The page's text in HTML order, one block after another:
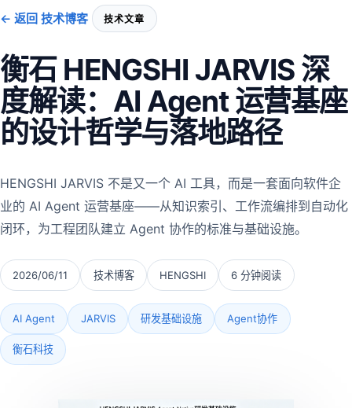
← 返回 技术博客 技术文章
衡石 HENGSHI JARVIS 深
度解读：AI Agent 运营基座
的设计哲学与落地路径
HENGSHI JARVIS 不是又一个 AI 工具，而是一套面向软件企
业的 AI Agent 运营基座——从知识索引、工作流编排到自动化
闭环，为工程团队建立 Agent 协作的标准与基础设施。
2026/06/11 技术博客 HENGSHI 6 分钟阅读
AI Agent JARVIS 研发基础设施 Agent协作
衡石科技